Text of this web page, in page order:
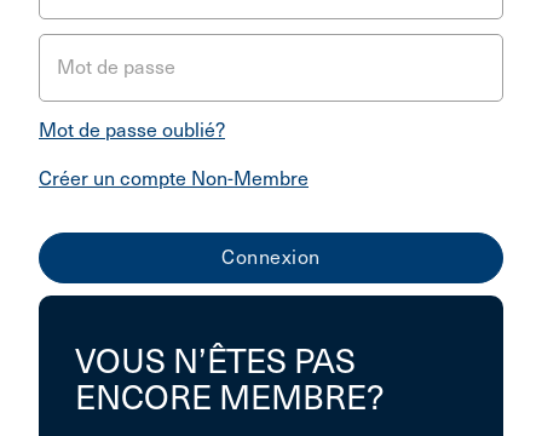
Mot de passe
Mot de passe oublié?
Créer un compte Non-Membre
VOUS N’ÊTES PAS
ENCORE MEMBRE?